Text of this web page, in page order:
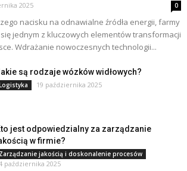
2025 0
nacisku na odnawialne źródła energii, farmy
jednym z kluczowych elementów transformacji
Wdrażanie nowoczesnych technologii...
są rodzaje wózków widłowych?
19 października 2025
jest odpowiedzialny za zarządzanie
w firmie?
Zarządzanie jakością i doskonalenie procesów
października 2025